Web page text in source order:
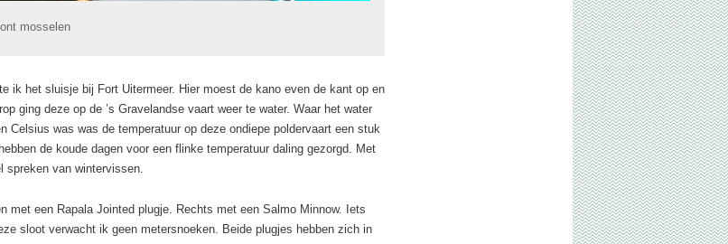
mosselen
ik het sluisje bij Fort Uitermeer. Hier moest de kano even de kant op en
ging deze op de ’s Gravelandse vaart weer te water. Waar het water
Celsius was was de temperatuur op deze ondiepe poldervaart een stuk
de koude dagen voor een flinke temperatuur daling gezorgd. Met
spreken van wintervissen.
met een Rapala Jointed plugje. Rechts met een Salmo Minnow. Iets
sloot verwacht ik geen metersnoeken. Beide plugjes hebben zich in